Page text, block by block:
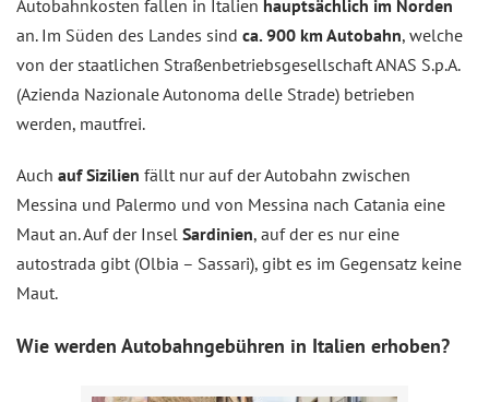
Autobahnkosten fallen in Italien hauptsächlich im Norden
an. Im Süden des Landes sind ca. 900 km Autobahn, welche
von der staatlichen Straßenbetriebsgesellschaft ANAS S.p.A.
(Azienda Nazionale Autonoma delle Strade) betrieben
werden, mautfrei.
Auch auf Sizilien fällt nur auf der Autobahn zwischen
Messina und Palermo und von Messina nach Catania eine
Maut an. Auf der Insel Sardinien, auf der es nur eine
autostrada gibt (Olbia – Sassari), gibt es im Gegensatz keine
Maut.
Wie werden Autobahngebühren in Italien erhoben?